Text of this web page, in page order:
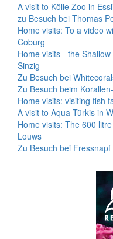
A visit to Kölle Zoo in
zu Besuch bei Thomas
Home visits: To a video
Coburg
Home visits - the
Sinzig
Zu Besuch bei
Zu Besuch beim
Home visits: visiting fish
A visit to Aqua Türkis in
Home visits: The 600
Louws
Zu Besuch bei Fressnapf